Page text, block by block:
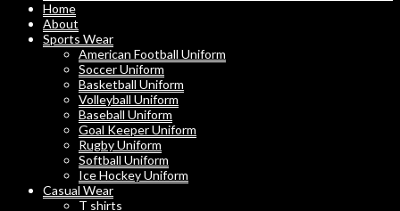
Home
About
Sports Wear
American Football Uniform
Soccer Uniform
Basketball Uniform
Volleyball Uniform
Baseball Uniform
Goal Keeper Uniform
Rugby Uniform
Softball Uniform
Ice Hockey Uniform
Casual Wear
T shirts